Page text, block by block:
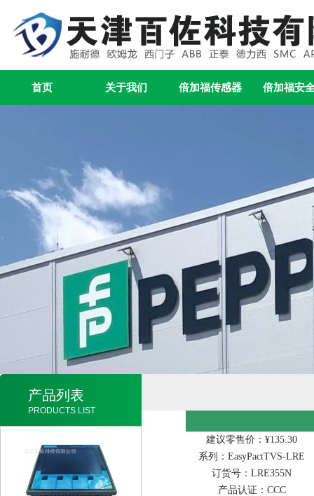
首页 关于我们 倍加福传感器 倍加福安
产品列表
PRODUCTS LIST
建议零售价：¥135.30
系列：EasyPactTVS-LRE
订货号：LRE355N
产品认证：CCC